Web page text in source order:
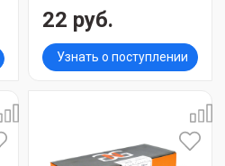
22 руб.
Узнать о поступлении